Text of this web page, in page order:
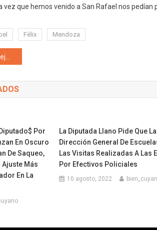
vez que hemos venido a San Rafael nos pedían
Félix Mendoza
entradas
Por
En Oscuro
De Saqueo,
Ajuste Más
En La
La Diputada Llano Pide Que La
Dirección General De
Las Visitas Realizadas A Las
Por Efectivos Policiales
10 agosto, 2022